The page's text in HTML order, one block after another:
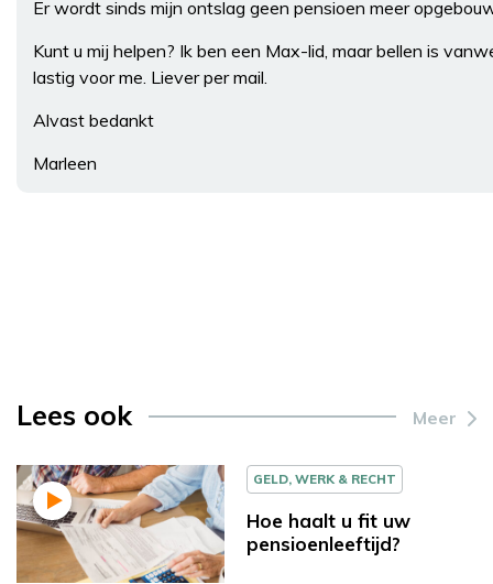
Er wordt sinds mijn ontslag geen pensioen meer
Kunt u mij helpen? Ik ben een Max-lid, maar bellen is
lastig voor me. Liever per mail.
Alvast bedankt
Marleen
Lees ook Meer
GELD, WERK & RECHT
Hoe haalt u fit uw
pensioenleeftijd?